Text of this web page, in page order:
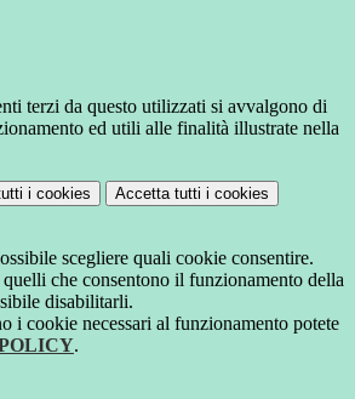
terzi da questo utilizzati si avvalgono di
ed utili alle finalità illustrate nella
i cookies Accetta tutti i cookies
scegliere quali cookie consentire.
che consentono il funzionamento della
disabilitarli.
i cookie necessari al funzionamento potete
.